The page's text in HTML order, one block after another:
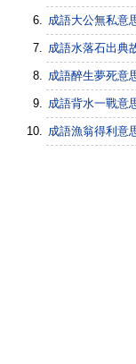
成語大公無私意
成語水落石出典
成語醉生夢死意
成語背水一戰意
成語漁翁得利意